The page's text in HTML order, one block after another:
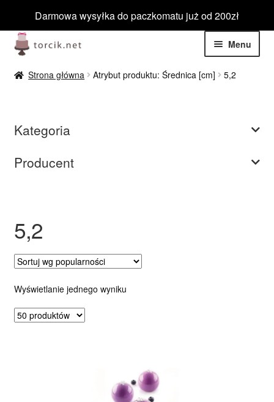
Darmowa wysyłka do paczkomatu już od 200zł
Przejdź
do
nawigacji
Przejdź
do
treści
Menu
Jadalne
Barwniki spożywcze
Rozwiń
Tematyczne
Rozwiń
Wyprzedaż
Nowości
Strona główna Atrybut produktu: Średnica [cm] 5,2
5,2
Wyświetlanie jednego wyniku
Kategoria
Producent